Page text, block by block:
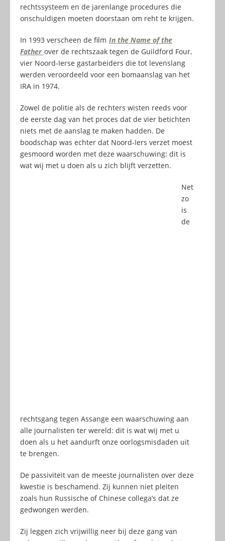
rechtssysteem en de jarenlange procedures die
onschuldigen moeten doorstaan om reht te krijgen.
In 1993 verscheen de film In the Name of the
Father over de rechtszaak tegen de Guildford Four,
vier Noord-Ierse gastarbeiders die tot levenslang
werden veroordeeld voor een bomaanslag van het
IRA in 1974.
Zowel de politie als de rechters wisten reeds voor
de eerste dag van het proces dat de vier betichten
niets met de aanslag te maken hadden. De
boodschap was echter dat Noord-Iers verzet moest
gesmoord worden met deze waarschuwing: dit is
wat wij met u doen als u zich blijft verzetten.
Net
zo
is
de
rechtsgang tegen Assange een waarschuwing aan
alle journalisten ter wereld: dit is wat wij met u
doen als u het aandurft onze oorlogsmisdaden uit
te brengen.
De passiviteit van de meeste journalisten over deze
kwestie is beschamend. Zij kunnen niet pleiten
zoals hun Russische of Chinese collega’s dat ze
gedwongen werden.
Zij leggen zich vrijwillig neer bij deze gang van